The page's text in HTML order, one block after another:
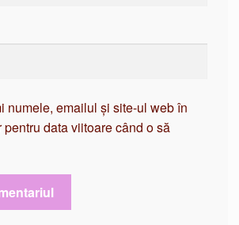
numele, emailul și site-ul web în
data viitoare când o să